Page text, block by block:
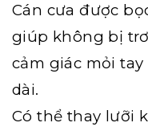
Cán cưa được
giúp không bị
cảm giác mỏi
dài.
Có thể thay lưỡi